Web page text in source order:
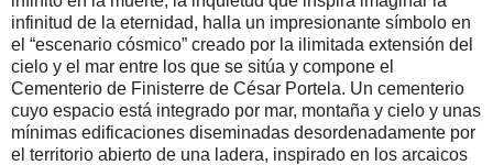
infinitud de la eternidad, halla un impresionante símbolo en
el “escenario cósmico” creado por la ilimitada extensión del
cielo y el mar entre los que se sitúa y compone el
Cementerio de Finisterre de César Portela. Un cementerio
cuyo espacio está integrado por mar, montaña y cielo y unas
mínimas edificaciones diseminadas desordenadamente por
el territorio abierto de una ladera, inspirado en los arcaicos